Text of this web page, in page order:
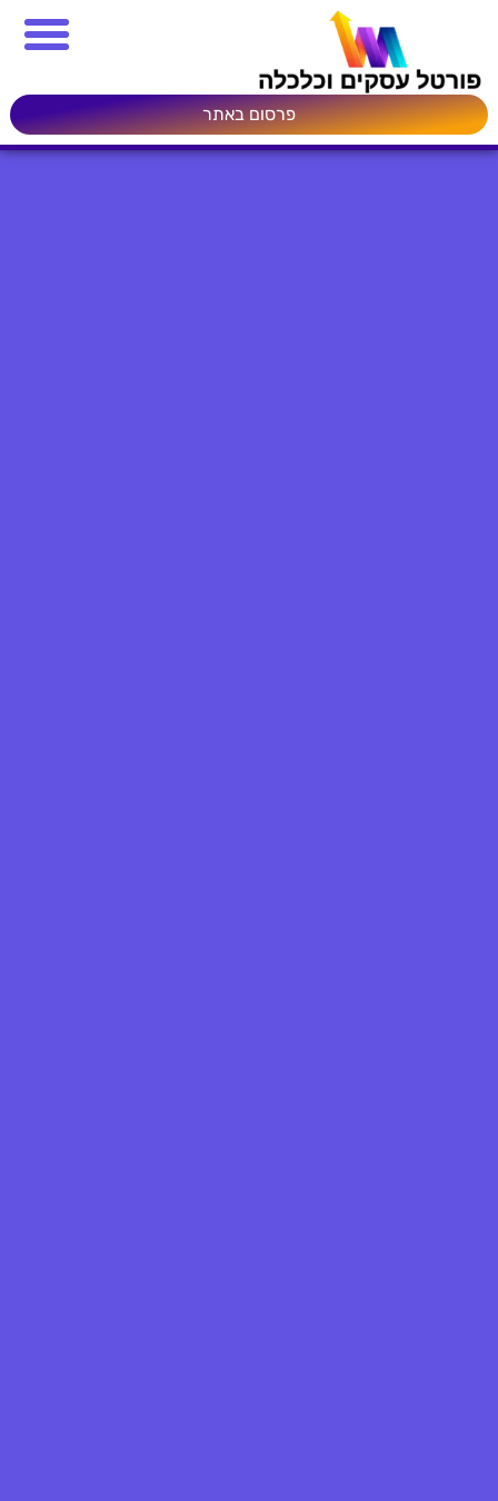
פרסום באתר